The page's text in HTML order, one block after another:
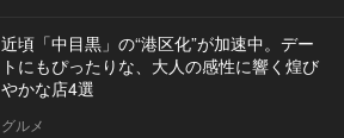
近頃「中目黒」の“港区化”が加速中。デー
トにもぴったりな、大人の感性に響く煌び
やかな店4選
グルメ